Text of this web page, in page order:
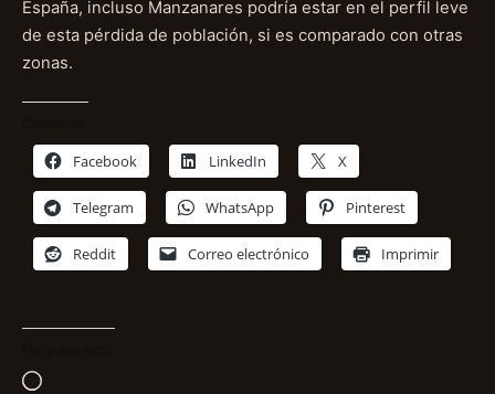
España, incluso Manzanares podría estar en el perfil leve
de esta pérdida de población, si es comparado con otras
zonas.
Facebook LinkedIn X
Telegram WhatsApp Pinterest
Reddit Correo electrónico Imprimir
Cargando...